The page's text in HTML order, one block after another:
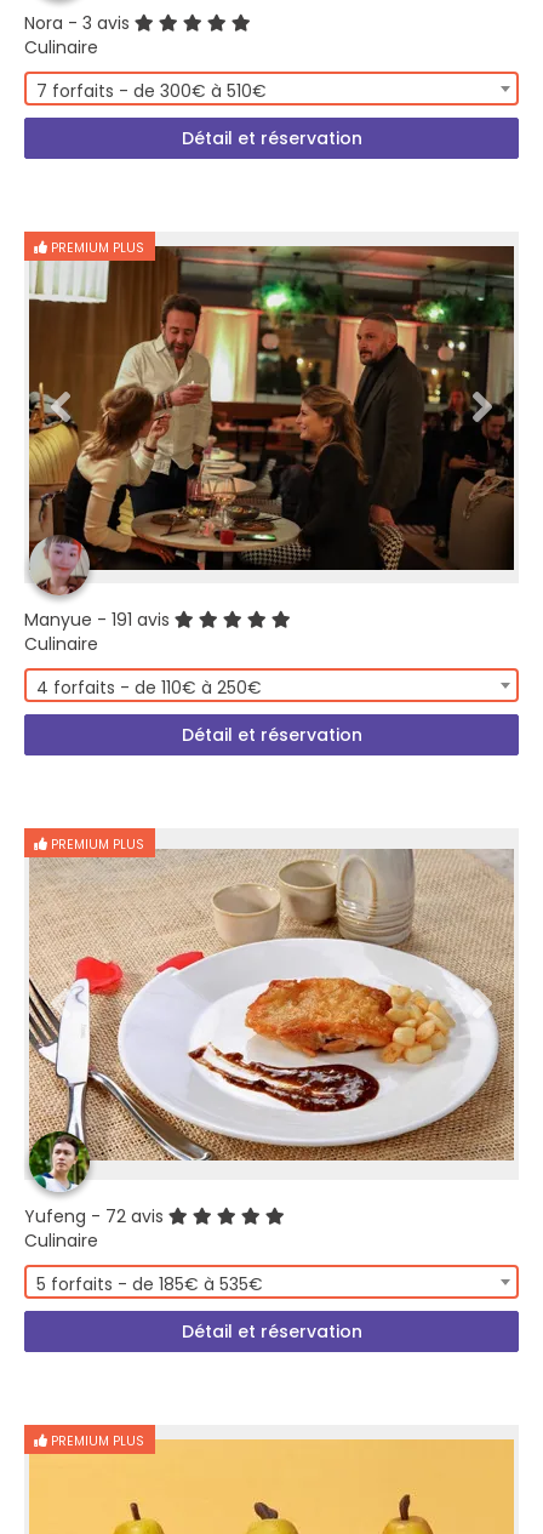
Nora - 3 avis
Culinaire
7 forfaits - de 300€ à 510€
Détail et réservation
PREMIUM PLUS
Manyue - 191 avis
Culinaire
4 forfaits - de 110€ à 250€
Détail et réservation
PREMIUM PLUS
Yufeng - 72 avis
Culinaire
5 forfaits - de 185€ à 535€
Détail et réservation
PREMIUM PLUS